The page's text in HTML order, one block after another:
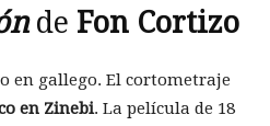
de Fon Cortizo
en gallego. El cortometraje
en Zinebi. La película de 18